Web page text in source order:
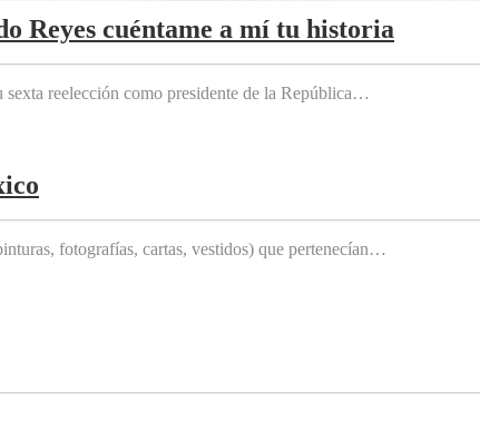
Reyes cuéntame a mí tu historia
reelección como presidente de la República…
fotografías, cartas, vestidos) que pertenecían…